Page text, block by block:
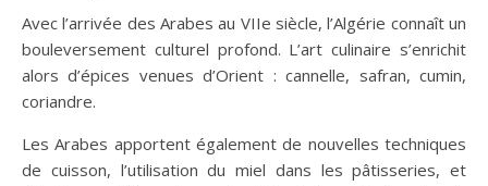
Avec l’arrivée des Arabes au VIIe siècle, l’Algérie connaît un
bouleversement culturel profond. L’art culinaire s’enrichit
alors d’épices venues d’Orient : cannelle, safran, cumin,
coriandre.
Les Arabes apportent également de nouvelles techniques
de cuisson, l’utilisation du miel dans les pâtisseries, et